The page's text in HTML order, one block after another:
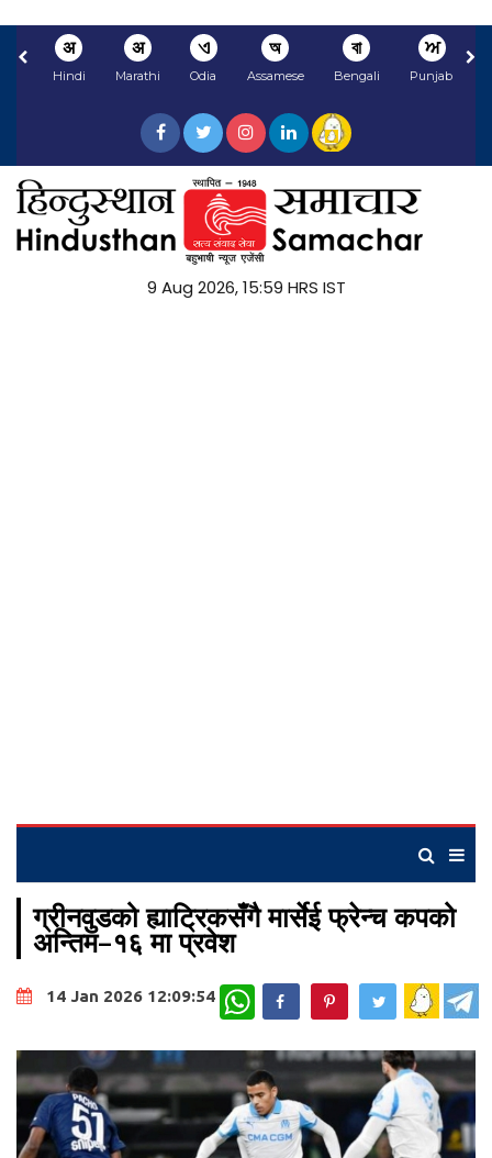
अ
Hindi
अ
Marathi
ଏ
Odia
অ
Assamese
বা
Bengali
ਅ
Punjabi
9 Aug 2026, 15:59 HRS IST
ग्रीनवुडको ह्याट्रिकसँगै मार्सेई फ्रेन्च कपको
अन्तिम–१६ मा प्रवेश
14 Jan 2026 12:09:54 WhatsApp